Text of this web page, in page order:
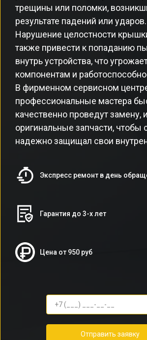
трещины или поломки,
результате падений или ударов.
Нарушение целостности
также привести к попаданию
внутрь устройства, что
компонентам и
В фирменном сервисном
профессиональные мастера
качественно проведут замену,
оригинальные запчасти, чтобы
надежно защищал свои
Экспресс ремонт в день
Гарантия до 3-х лет
Цена от 950 руб
Отправить заявку